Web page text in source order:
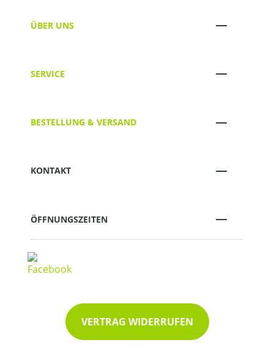
ÜBER UNS
SERVICE
BESTELLUNG & VERSAND
KONTAKT
ÖFFNUNGSZEITEN
VERTRAG WIDERRUFEN